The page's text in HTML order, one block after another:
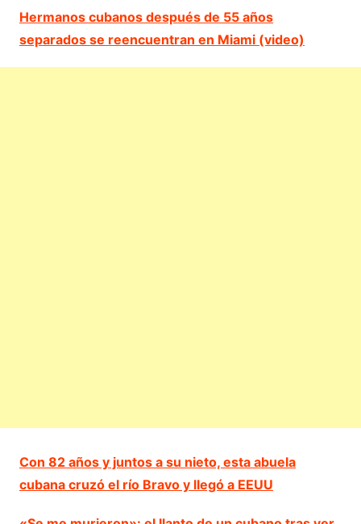
Hermanos cubanos después de 55 años
separados se reencuentran en Miami (video)
Con 82 años y juntos a su nieto, esta abuela
cubana cruzó el río Bravo y llegó a EEUU